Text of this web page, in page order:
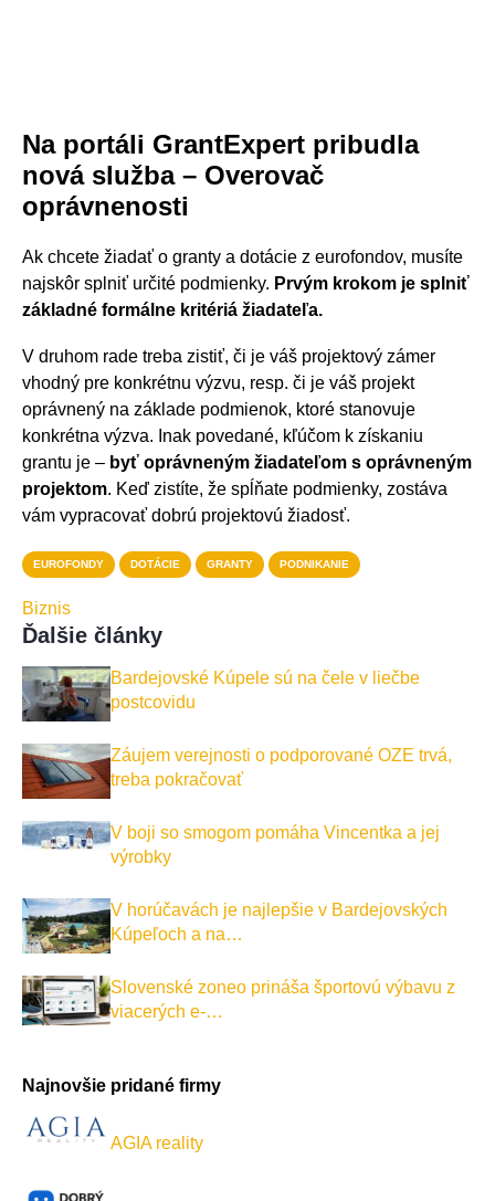
Na portáli GrantExpert pribudla
nová služba – Overovač
oprávnenosti
Ak chcete žiadať o granty a dotácie z eurofondov, musíte
najskôr splniť určité podmienky. Prvým krokom je splniť
základné formálne kritériá žiadateľa.
V druhom rade treba zistiť, či je váš projektový zámer
vhodný pre konkrétnu výzvu, resp. či je váš projekt
oprávnený na základe podmienok, ktoré stanovuje
konkrétna výzva. Inak povedané, kľúčom k získaniu
grantu je – byť oprávneným žiadateľom s oprávneným
projektom. Keď zistíte, že spĺňate podmienky, zostáva
vám vypracovať dobrú projektovú žiadosť.
EUROFONDY DOTÁCIE GRANTY PODNIKANIE
Biznis
Ďalšie články
Bardejovské Kúpele sú na čele v liečbe
postcovidu
Záujem verejnosti o podporované OZE trvá,
treba pokračovať
V boji so smogom pomáha Vincentka a jej
výrobky
V horúčavách je najlepšie v Bardejovských
Kúpeľoch a na…
Slovenské zoneo prináša športovú výbavu z
viacerých e-…
Najnovšie pridané firmy
AGIA reality